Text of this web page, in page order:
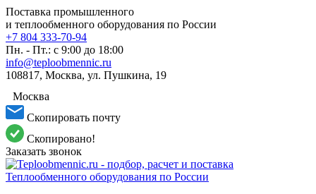
Поставка промышленного
и теплообменного оборудования по России
+7 804 333-70-94
Пн. - Пт.: с 9:00 до 18:00
info@teploobmennic.ru
108817, Москва, ул. Пушкина, 19
Москва
Скопировать почту
Скопировано!
Заказать звонок